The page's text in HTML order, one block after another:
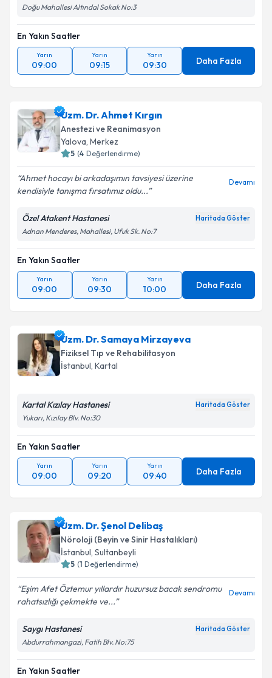
Doğu Mahallesi Altındal Sokak No:3
En Yakın Saatler
Yarın
09:00
Yarın
09:15
Yarın
09:30 Daha Fazla
Uzm. Dr. Ahmet Kırgın
Anestezi ve Reanimasyon
Yalova, Merkez
5 (4 Değerlendirme)
Ahmet hocayı bi arkadaşımın tavsiyesi üzerine
kendisiyle tanışma fırsatımız oldu...
Devamı
Özel Atakent Hastanesi Haritada Göster
Adnan Menderes, Mahallesi, Ufuk Sk. No:7
En Yakın Saatler
Yarın
09:00
Yarın
09:30
Yarın
10:00 Daha Fazla
Uzm. Dr. Samaya Mirzayeva
Fiziksel Tıp ve Rehabilitasyon
İstanbul, Kartal
Kartal Kızılay Hastanesi Haritada Göster
Yukarı, Kızılay Blv. No:30
En Yakın Saatler
Yarın
09:00
Yarın
09:20
Yarın
09:40 Daha Fazla
Uzm. Dr. Şenol Delibaş
Nöroloji (Beyin ve Sinir Hastalıkları)
İstanbul, Sultanbeyli
5 (1 Değerlendirme)
Eşim Afet Öztemur yıllardır huzursuz bacak sendromu
rahatsızlığı çekmekte ve...
Devamı
Saygı Hastanesi Haritada Göster
Abdurrahmangazi, Fatih Blv. No:75
En Yakın Saatler